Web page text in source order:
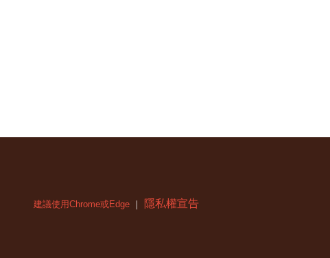
建議使用Chrome或Edge ｜ 隱私權宣告